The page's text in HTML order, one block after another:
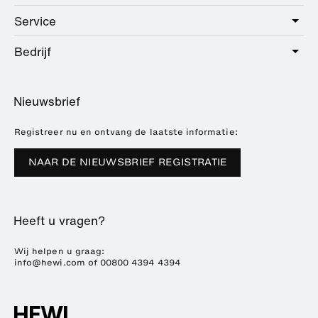
Public
Hotel
Education
Sanitair
Beslag
Dealer zoeken
Service
Dienstenpakket
Brochures en catalogi
Downloads
Bedrijf
Referenties
Pers
Beursdata
Duurzaamheid
Nieuwsbrief
Registreer nu en ontvang de laatste informatie:
NAAR DE NIEUWSBRIEF REGISTRATIE
Heeft u vragen?
Wij helpen u graag:
info@hewi.com of 00800 4394 4394